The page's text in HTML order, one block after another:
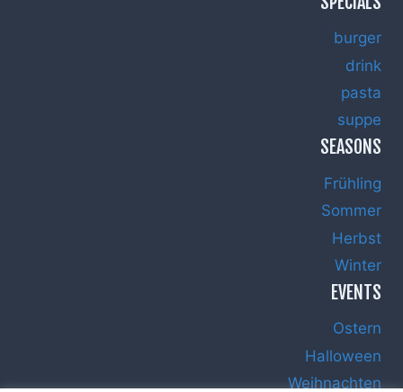
burger
drink
pasta
suppe
SEASONS
Frühling
Sommer
Herbst
Winter
EVENTS
Ostern
Halloween
Weihnachten